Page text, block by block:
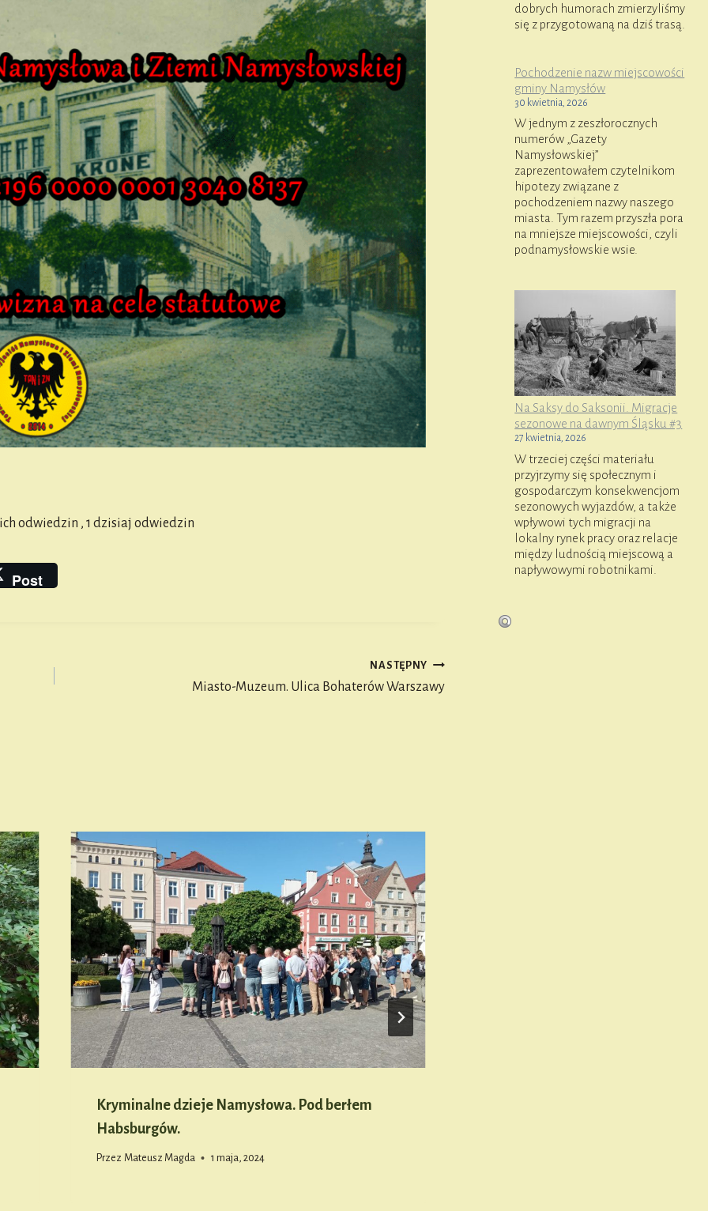
odwiedzin , 1 dzisiaj odwiedzin
Post
NASTĘPNY
Miasto-Muzeum. Ulica Bohaterów Warszawy
Kryminalne dzieje Namysłowa. Pod berłem
Habsburgów.
Przez Mateusz Magda 1 maja, 2024
dobrych humorach zmierzyliśmy
się z przygotowaną na dziś trasą.
Pochodzenie nazw miejscowości
gminy Namysłów
30 kwietnia, 2026
W jednym z zeszłorocznych
numerów „Gazety
Namysłowskiej”
zaprezentowałem czytelnikom
hipotezy związane z
pochodzeniem nazwy naszego
miasta. Tym razem przyszła pora
na mniejsze miejscowości, czyli
podnamysłowskie wsie.
Na Saksy do Saksonii. Migracje
sezonowe na dawnym Śląsku #3
27 kwietnia, 2026
W trzeciej części materiału
przyjrzymy się społecznym i
gospodarczym konsekwencjom
sezonowych wyjazdów, a także
wpływowi tych migracji na
lokalny rynek pracy oraz relacje
między ludnością miejscową a
napływowymi robotnikami.